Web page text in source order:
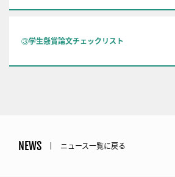
③学生懸賞論文チェックリスト
NEWS ニュース一覧に戻る